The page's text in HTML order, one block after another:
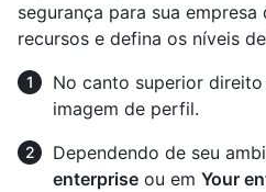
segurança para sua empresa
recursos e defina os níveis
No canto superior
imagem de perfil.
Dependendo de seu
enterprise ou em Your